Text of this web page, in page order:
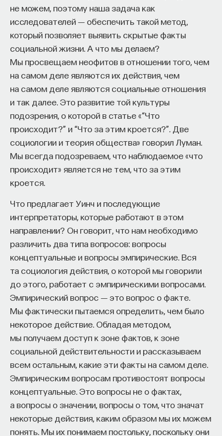
не можем, поэтому наша задача как
исследователей ― обеспечить такой метод,
который позволяет выявить скрытые факты
социальной жизни. А что мы делаем?
Мы просвещаем неофитов в отношении того, чем
на самом деле являются их действия, чем
на самом деле являются социальные отношения
и так далее. Это развитие той культуры
подозрения, о которой в статье «“Что
происходит?” и “Что за этим кроется?”. Две
социологии и теория общества» говорил Луман.
Мы всегда подозреваем, что наблюдаемое «что
происходит» является не тем, что за этим
кроется.
Что предлагает Уинч и последующие
интерпретаторы, которые работают в этом
направлении? Он говорит, что нам необходимо
различить два типа вопросов: вопросы
концептуальные и вопросы эмпирические. Вся
та социология действия, о которой мы говорили
до этого, работает с эмпирическими вопросами.
Эмпирический вопрос ― это вопрос о факте.
Мы фактически пытаемся определить, чем было
некоторое действие. Обладая методом,
мы получаем доступ к зоне фактов, к зоне
социальной действительности и рассказываем
всем остальным, какие эти факты на самом деле.
Эмпирическим вопросам противостоят вопросы
концептуальные. Это вопросы не о фактах,
а вопросы о значении, вопросы о том, что значат
некоторые действия, каким образом мы их можем
понять. Мы их понимаем постольку, поскольку они